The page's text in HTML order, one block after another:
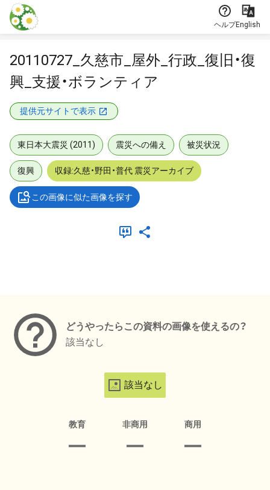
本文に飛ぶ
ヘルプEnglish
20110727_久慈市_屋外_行政_復旧・復
興_支援・ボランティア
提供元サイトで表示
東日本大震災 (2011) 震災への備え 被災状況
復興 収録:久慈・野田・普代 震災アーカイブ
この画像に似た画像を探す
どうやったらこの資料の画像を使えるの？
該当なし
該当なし
教育 非商用 商用